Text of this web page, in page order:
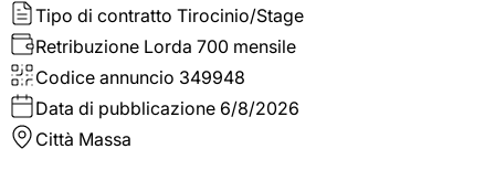
Tipo di contratto Tirocinio/Stage
Retribuzione Lorda 700 mensile
Codice annuncio 349948
Data di pubblicazione 6/8/2026
Città Massa